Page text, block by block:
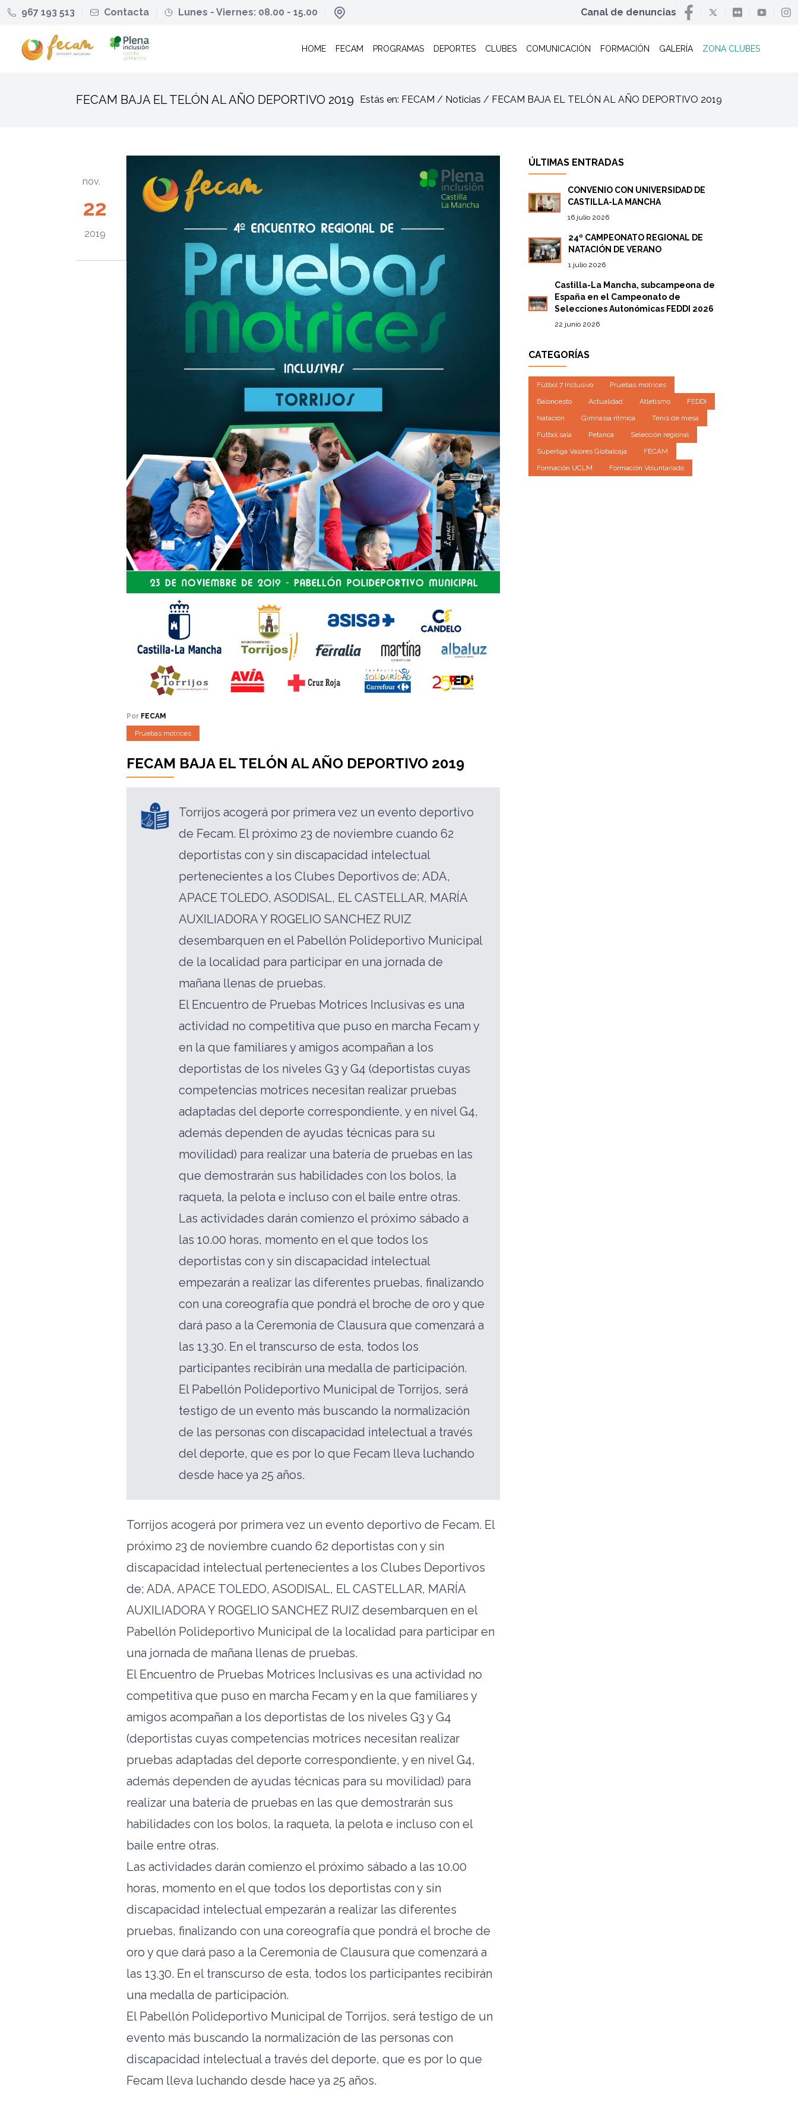
967 193 513 Contacta Lunes - Viernes: 08.00 - 15.00 Canal de denuncias
HOME FECAM PROGRAMAS DEPORTES CLUBES COMUNICACIÓN FORMACIÓN GALERÍA ZONA CLUBES
FECAM BAJA EL TELÓN AL AÑO DEPORTIVO 2019 Estás en: FECAM / Noticias / FECAM BAJA EL TELÓN AL AÑO DEPORTIVO 2019
nov.
22
2019
Por FECAM
Pruebas motrices
FECAM BAJA EL TELÓN AL AÑO DEPORTIVO 2019
Torrijos acogerá por primera vez un evento deportivo
de Fecam. El próximo 23 de noviembre cuando 62
deportistas con y sin discapacidad intelectual
pertenecientes a los Clubes Deportivos de; ADA,
APACE TOLEDO, ASODISAL, EL CASTELLAR, MARÍA
AUXILIADORA Y ROGELIO SANCHEZ RUIZ
desembarquen en el Pabellón Polideportivo Municipal
de la localidad para participar en una jornada de
mañana llenas de pruebas.
El Encuentro de Pruebas Motrices Inclusivas es una
actividad no competitiva que puso en marcha Fecam y
en la que familiares y amigos acompañan a los
deportistas de los niveles G3 y G4 (deportistas cuyas
competencias motrices necesitan realizar pruebas
adaptadas del deporte correspondiente, y en nivel G4,
además dependen de ayudas técnicas para su
movilidad) para realizar una batería de pruebas en las
que demostrarán sus habilidades con los bolos, la
raqueta, la pelota e incluso con el baile entre otras.
Las actividades darán comienzo el próximo sábado a
las 10.00 horas, momento en el que todos los
deportistas con y sin discapacidad intelectual
empezarán a realizar las diferentes pruebas, finalizando
con una coreografía que pondrá el broche de oro y que
dará paso a la Ceremonia de Clausura que comenzará a
las 13.30. En el transcurso de esta, todos los
participantes recibirán una medalla de participación.
El Pabellón Polideportivo Municipal de Torrijos, será
testigo de un evento más buscando la normalización
de las personas con discapacidad intelectual a través
del deporte, que es por lo que Fecam lleva luchando
desde hace ya 25 años.
Torrijos acogerá por primera vez un evento deportivo de Fecam. El
próximo 23 de noviembre cuando 62 deportistas con y sin
discapacidad intelectual pertenecientes a los Clubes Deportivos
de; ADA, APACE TOLEDO, ASODISAL, EL CASTELLAR, MARÍA
AUXILIADORA Y ROGELIO SANCHEZ RUIZ desembarquen en el
Pabellón Polideportivo Municipal de la localidad para participar en
una jornada de mañana llenas de pruebas.
El Encuentro de Pruebas Motrices Inclusivas es una actividad no
competitiva que puso en marcha Fecam y en la que familiares y
amigos acompañan a los deportistas de los niveles G3 y G4
(deportistas cuyas competencias motrices necesitan realizar
pruebas adaptadas del deporte correspondiente, y en nivel G4,
además dependen de ayudas técnicas para su movilidad) para
realizar una batería de pruebas en las que demostrarán sus
habilidades con los bolos, la raqueta, la pelota e incluso con el
baile entre otras.
Las actividades darán comienzo el próximo sábado a las 10.00
horas, momento en el que todos los deportistas con y sin
discapacidad intelectual empezarán a realizar las diferentes
pruebas, finalizando con una coreografía que pondrá el broche de
oro y que dará paso a la Ceremonia de Clausura que comenzará a
las 13.30. En el transcurso de esta, todos los participantes recibirán
una medalla de participación.
El Pabellón Polideportivo Municipal de Torrijos, será testigo de un
evento más buscando la normalización de las personas con
discapacidad intelectual a través del deporte, que es por lo que
Fecam lleva luchando desde hace ya 25 años.
ÚLTIMAS ENTRADAS
CONVENIO CON UNIVERSIDAD DE
CASTILLA-LA MANCHA
16 julio 2026
24º CAMPEONATO REGIONAL DE
NATACIÓN DE VERANO
1 julio 2026
Castilla-La Mancha, subcampeona de
España en el Campeonato de
Selecciones Autonómicas FEDDI 2026
22 junio 2026
CATEGORÍAS
Fútbol 7 Inclusivo
Pruebas motrices
Baloncesto
Actualidad Atletismo
FEDDI
Natación
Gimnasia rítmica
Tenis de mesa
Fútbol sala
Petanca
Selección regional
Superliga Valores Globalcaja
FECAM
Formación UCLM
Formación Voluntariado